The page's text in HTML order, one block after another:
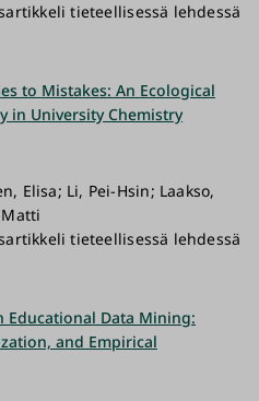
tieteellisessä lehdessä
to Mistakes: An Ecological
in University Chemistry
Elisa; Li, Pei-Hsin; Laakso,
tieteellisessä lehdessä
Educational Data Mining:
and Empirical